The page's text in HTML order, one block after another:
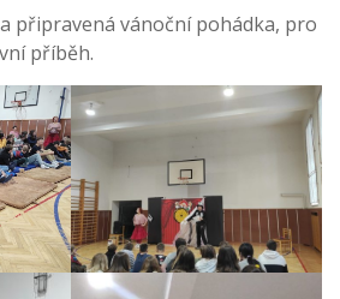
připravená vánoční pohádka, pro
příběh.